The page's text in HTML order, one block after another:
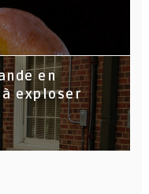
en
exploser